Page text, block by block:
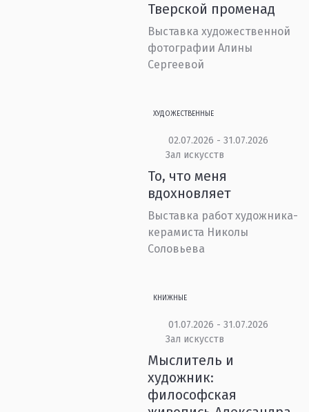
Тверской променад
Выставка художественной
фотографии Алины
Сергеевой
ХУДОЖЕСТВЕННЫЕ
02.07.2026 - 31.07.2026
Зал искусств
То, что меня
вдохновляет
Выставка работ художника-
керамиста Николы
Соловьева
КНИЖНЫЕ
01.07.2026 - 31.07.2026
Зал искусств
Мыслитель и
художник:
философская